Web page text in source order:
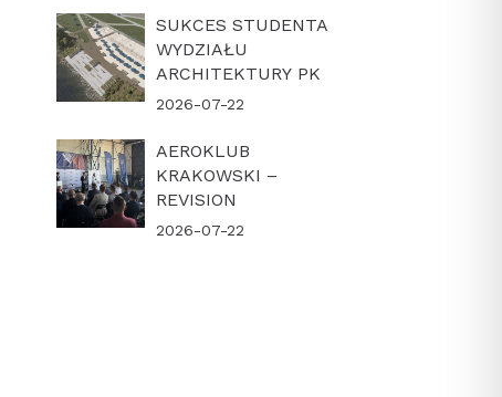
FINALE KONKURSU
„DYPLOM Z
ARCHICADEM 2026”
SUKCES STUDENTA
WYDZIAŁU
ARCHITEKTURY PK
2026-07-22
AEROKLUB
KRAKOWSKI –
REVISION
2026-07-22